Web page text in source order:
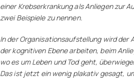
einer Krebserkrankung als Anliegen zur
zwei Beispiele zu nennen.
In der Organisationsaufstellung wird der
der kognitiven Ebene arbeiten, beim
wo es um Leben und Tod geht,
Das ist jetzt ein wenig plakativ gesagt,